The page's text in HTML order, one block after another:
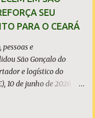
de São Gonçalo
o mapa
pertença a Sã...
SEU
PARA O CEARÁ
e
São Gonçalo do
e logístico do
10 de junho de 2026 - A